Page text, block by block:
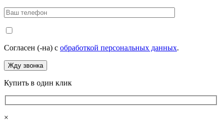
Согласен (-на) с обработкой персональных данных.
Купить в один клик
×